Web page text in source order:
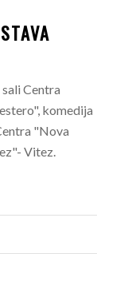
Centra
komedija
"Nova
Vitez.